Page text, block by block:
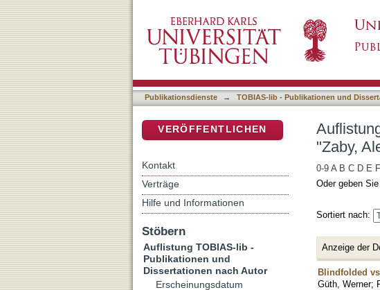
Publikationsdienste → TOBIAS-lib - Publikationen und
"Zaby,
0-9 A B C D E F
Oder geben
Sortiert nach:
Anzeige der
Blindfolded
Güth, Werner;
VERÖFFENTLICHEN
Kontakt
Verträge
Hilfe und Informationen
Stöbern
Auflistung TOBIAS-lib -
Publikationen und
Dissertationen nach Autor
Erscheinungsdatum